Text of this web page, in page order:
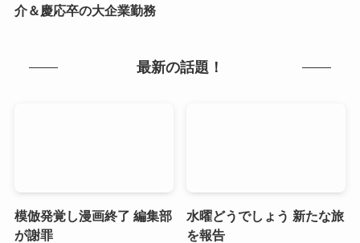
介＆慶応卒の大企業勤務
最新の話題！
模倣発覚し漫画終了 編集部
が謝罪
水曜どうでしょう 新たな旅
を報告